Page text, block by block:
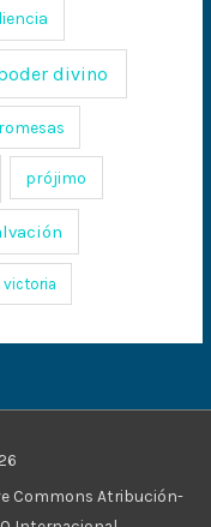
divino
prójimo
victoria
Commons Atribución-